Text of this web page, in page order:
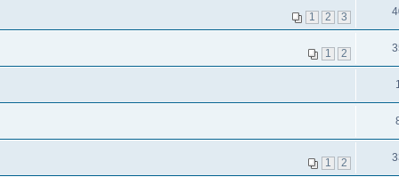
1 2 3
1 2
1
1 2